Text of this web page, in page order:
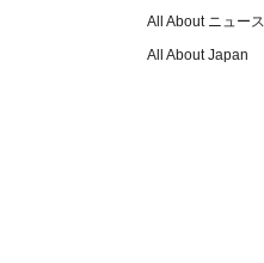
All About ニュース
All About Japan